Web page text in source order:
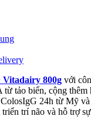
Vitadairy 800g với
tảo biển, cộng thêm
ColosIgG 24h từ Mỹ
trí não và hỗ trợ